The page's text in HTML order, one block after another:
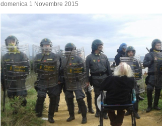
domenica 1 Novembre 2015